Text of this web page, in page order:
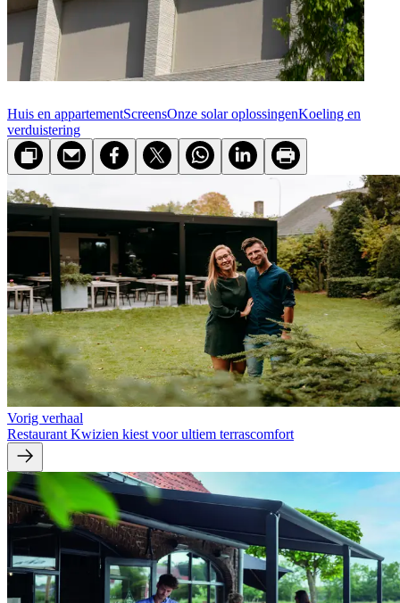
Huis en appartementScreensOnze solar oplossingenKoeling en
verduistering
Vorig verhaal
Restaurant Kwizien kiest voor ultiem terrascomfort